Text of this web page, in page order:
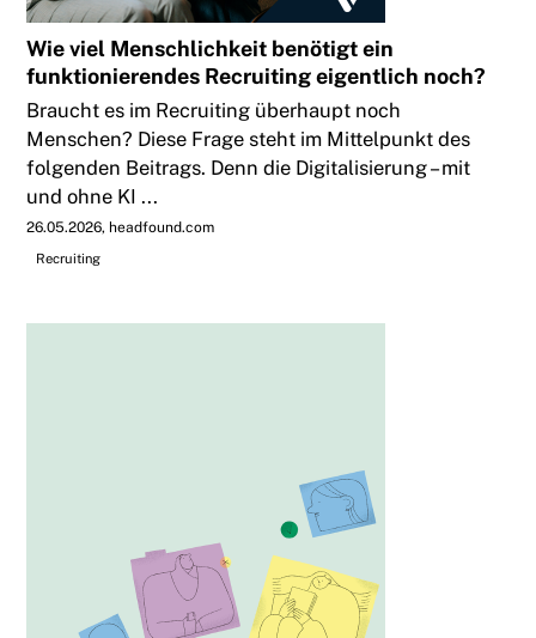
Wie viel Menschlichkeit benötigt ein
funktionierendes Recruiting eigentlich noch?
Braucht es im Recruiting überhaupt noch
Menschen? Diese Frage steht im Mittelpunkt des
folgenden Beitrags. Denn die Digitalisierung – mit
und ohne KI ...
26.05.2026 headfound.com
Recruiting